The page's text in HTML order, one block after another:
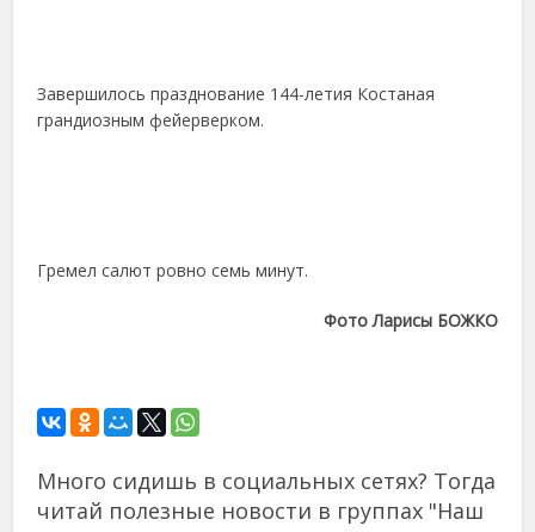
Завершилось празднование 144-летия Костаная
грандиозным фейерверком.
Гремел салют ровно семь минут.
Фото Ларисы БОЖКО
Много сидишь в социальных сетях? Тогда
читай полезные новости в группах "Наш